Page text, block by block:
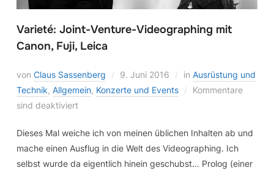
Varieté: Joint-Venture-Videographing mit
Canon, Fuji, Leica
von Claus Sassenberg 9. Juni 2016 in Ausrüstung und
Technik, Allgemein, Konzerte und Events
Kommentare
sind deaktiviert
Dieses Mal weiche ich von meinen üblichen Inhalten ab und
mache einen Ausflug in die Welt des Videographing. Ich
selbst wurde da eigentlich hinein geschubst… Prolog (einer